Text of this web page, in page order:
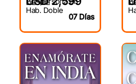
DESDE
Hab. Doble
07 Días